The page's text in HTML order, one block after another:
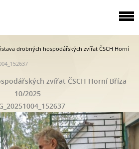
drobných hospodářských zvířat ČSCH Horní
zvířat ČSCH Horní Bříza
10/2025